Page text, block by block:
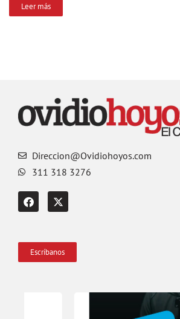
Leer más
Direccion@Ovidiohoyos.com
311 318 3276
Escríbanos